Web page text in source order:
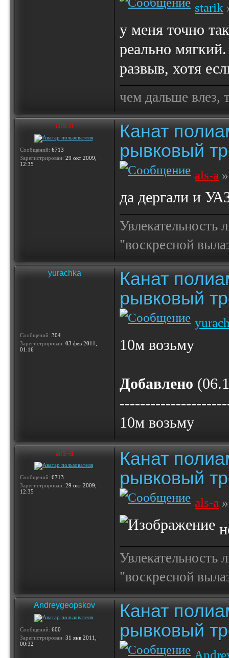
starik
у меня точно
реально
развыв, хотя
чем дальше влез,
als-a
Сообщений: 6713
Зарегистрирован: 29 окт 2009,
12:35
Канат
рывковый
als-a
да дергали и
Увлекательность
"воскресной
yurachka
Сообщений: 304
Зарегистрирован: 03 фев 2011,
01:16
Канат
рывковый
10м возьму
Добавлено
10м возьму
als-a
Сообщений: 6713
Зарегистрирован: 29 окт 2009,
12:35
Канат
рывковый
als-a
Увлекательность
"воскресной
Andreygeopskov
Сообщений: 600
Зарегистрирован: 31 янв 2011,
00:32
Канат
рывковый